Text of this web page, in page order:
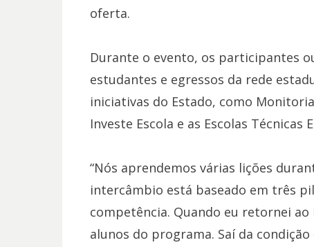
oferta.
Durante o evento, os participantes
estudantes e egressos da rede
iniciativas do Estado, como
Investe Escola e as Escolas Técnicas
“Nós aprendemos várias lições
intercâmbio está baseado em três
competência. Quando eu retornei
alunos do programa. Saí da